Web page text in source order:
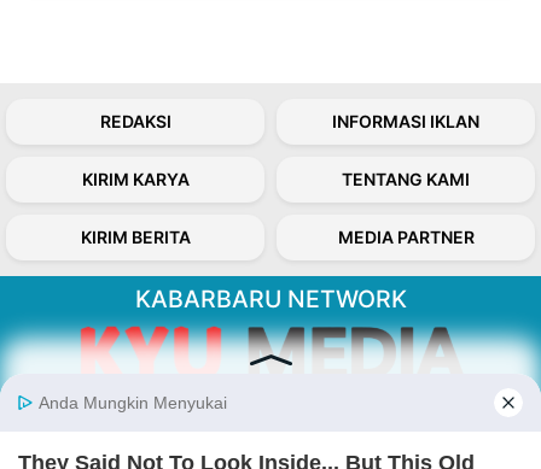
REDAKSI INFORMASI IKLAN
KIRIM KARYA TENTANG KAMI
KIRIM BERITA MEDIA PARTNER
KABARBARU NETWORK